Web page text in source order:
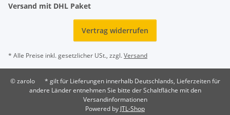
Versand mit DHL Paket
Vertrag widerrufen
* Alle Preise inkl. gesetzlicher USt., zzgl.Versand
© zarolo
* gilt für Lieferungen innerhalb Deutschlands, Lieferzeiten für
andere Länder entnehmen Sie bitte der Schaltfläche mit den
Versandinformationen
Powered by JTL-Shop